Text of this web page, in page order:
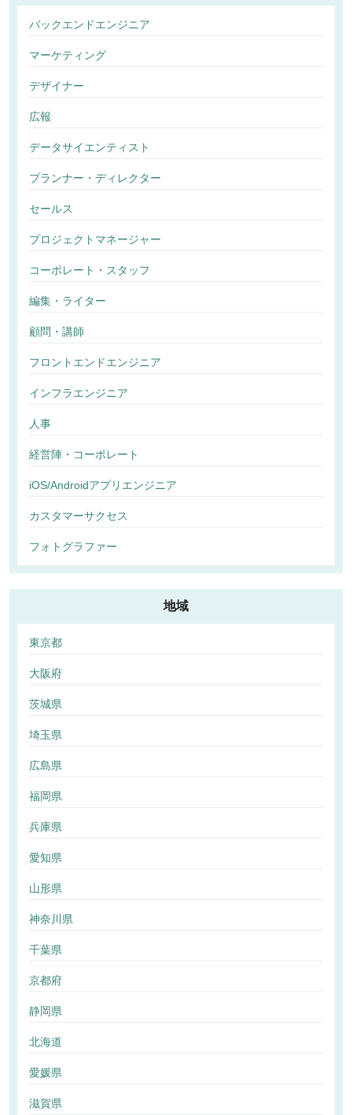
バックエンドエンジニア
マーケティング
デザイナー
広報
データサイエンティスト
プランナー・ディレクター
セールス
プロジェクトマネージャー
コーポレート・スタッフ
編集・ライター
顧問・講師
フロントエンドエンジニア
インフラエンジニア
人事
経営陣・コーポレート
iOS/Androidアプリエンジニア
カスタマーサクセス
フォトグラファー
地域
東京都
大阪府
茨城県
埼玉県
広島県
福岡県
兵庫県
愛知県
山形県
神奈川県
千葉県
京都府
静岡県
北海道
愛媛県
滋賀県